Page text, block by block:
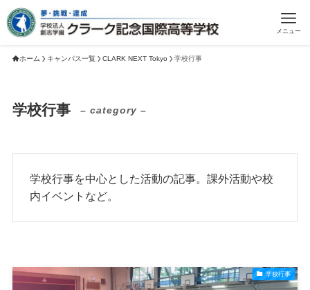
メニュー
ホーム キャンパス一覧 CLARK NEXT Tokyo 学校行事
学校行事 – category –
学校行事を中心とした活動の記事。課外活動や校
内イベントなど。
学校行事